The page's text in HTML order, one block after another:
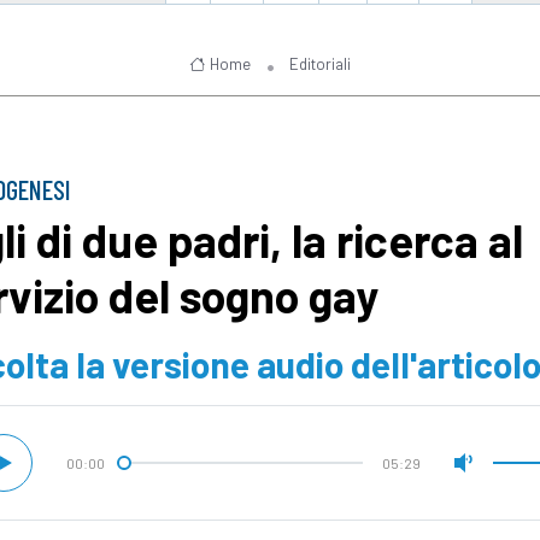
Home Editoriali
di due padri, la ricerca al
del sogno gay
la versione audio dell'articolo
00:00 05:29